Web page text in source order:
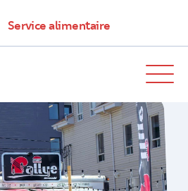
Service alimentaire